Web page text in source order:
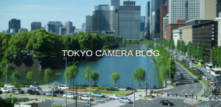
TOKYO CAMERA BLOG